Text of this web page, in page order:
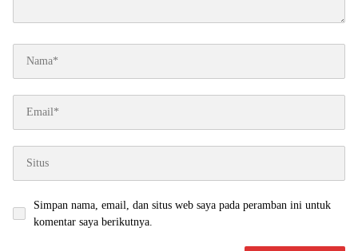
Simpan nama, email, dan situs web saya pada peramban ini untuk
komentar saya berikutnya.